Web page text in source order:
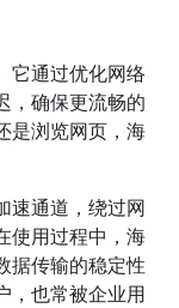
它通过优化网络
，确保更流畅的
是浏览网页，海
速通道，绕过网
使用过程中，海
据传输的稳定性
，也常被企业用